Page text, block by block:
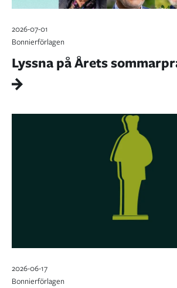
2026-07-01
Bonnierförlagen
Lyssna på Årets
2026-06-17
Bonnierförlagen